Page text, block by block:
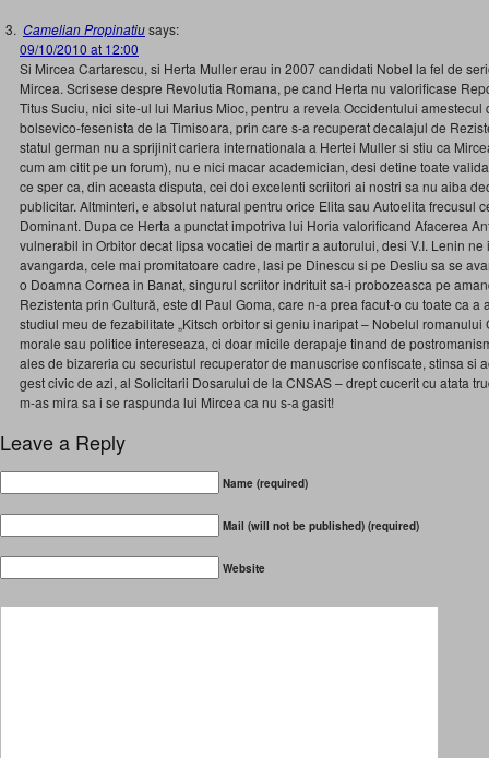
Camelian Propinatiusays:
09/10/2010 at 12:00
Si Mircea Cartarescu, si Herta Muller erau in 2007 candidati Nobel la fel de
Mircea. Scrisese despre Revolutia Romana, pe cand Herta nu valorificase
Titus Suciu, nici site-ul lui Marius Mioc, pentru a revela Occidentului
bolsevico-fesenista de la Timisoara, prin care s-a recuperat decalajul de
statul german nu a sprijinit cariera internationala a Hertei Muller si stiu ca
cum am citit pe un forum), nu e nici macar academician, desi detine toate
ce sper ca, din aceasta disputa, cei doi excelenti scriitori ai nostri sa nu aiba
publicitar. Altminteri, e absolut natural pentru orice Elita sau Autoelita frecusul
Dominant. Dupa ce Herta a punctat impotriva lui Horia valorificand Afacerea
vulnerabil in Orbitor decat lipsa vocatiei de martir a autorului, desi V.I. Lenin
avangarda, cele mai promitatoare cadre, lasi pe Dinescu si pe Desliu sa se
o Doamna Cornea in Banat, singurul scriitor indrituit sa-i probozeasca pe
Rezistenta prin Cultură, este dl Paul Goma, care n-a prea facut-o cu toate ca
studiul meu de fezabilitate „Kitsch orbitor si geniu inaripat – Nobelul romanului
morale sau politice intereseaza, ci doar micile derapaje tinand de
ales de bizareria cu securistul recuperator de manuscrise confiscate, stinsa si
gest civic de azi, al Solicitarii Dosarului de la CNSAS – drept cucerit cu atata
m-as mira sa i se raspunda lui Mircea ca nu s-a gasit!
Leave a Reply
Name (required)
Mail (will not be published) (required)
Website